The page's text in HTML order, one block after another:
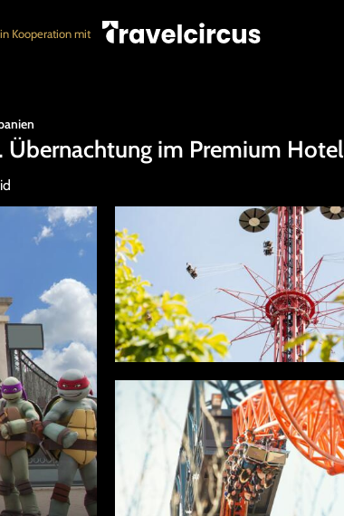
in Kooperation mit
Übernachtung im Premium Hotel